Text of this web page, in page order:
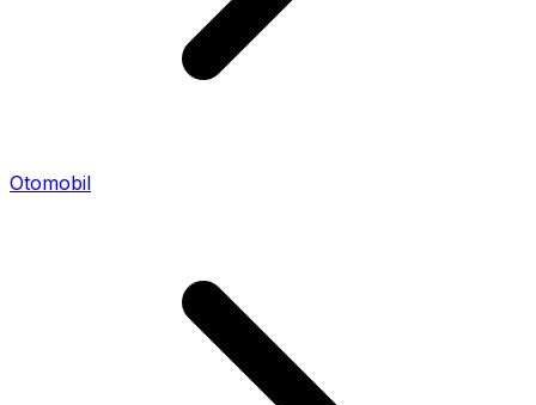
Otomobil